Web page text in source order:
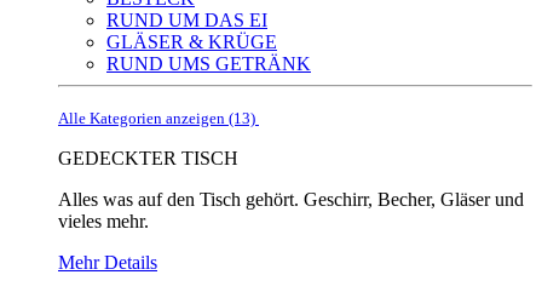
RUND UM DAS EI
GLÄSER & KRÜGE
RUND UMS GETRÄNK
Alle Kategorien anzeigen (13)
GEDECKTER TISCH
Alles was auf den Tisch gehört. Geschirr, Becher, Gläser und
vieles mehr.
Mehr Details